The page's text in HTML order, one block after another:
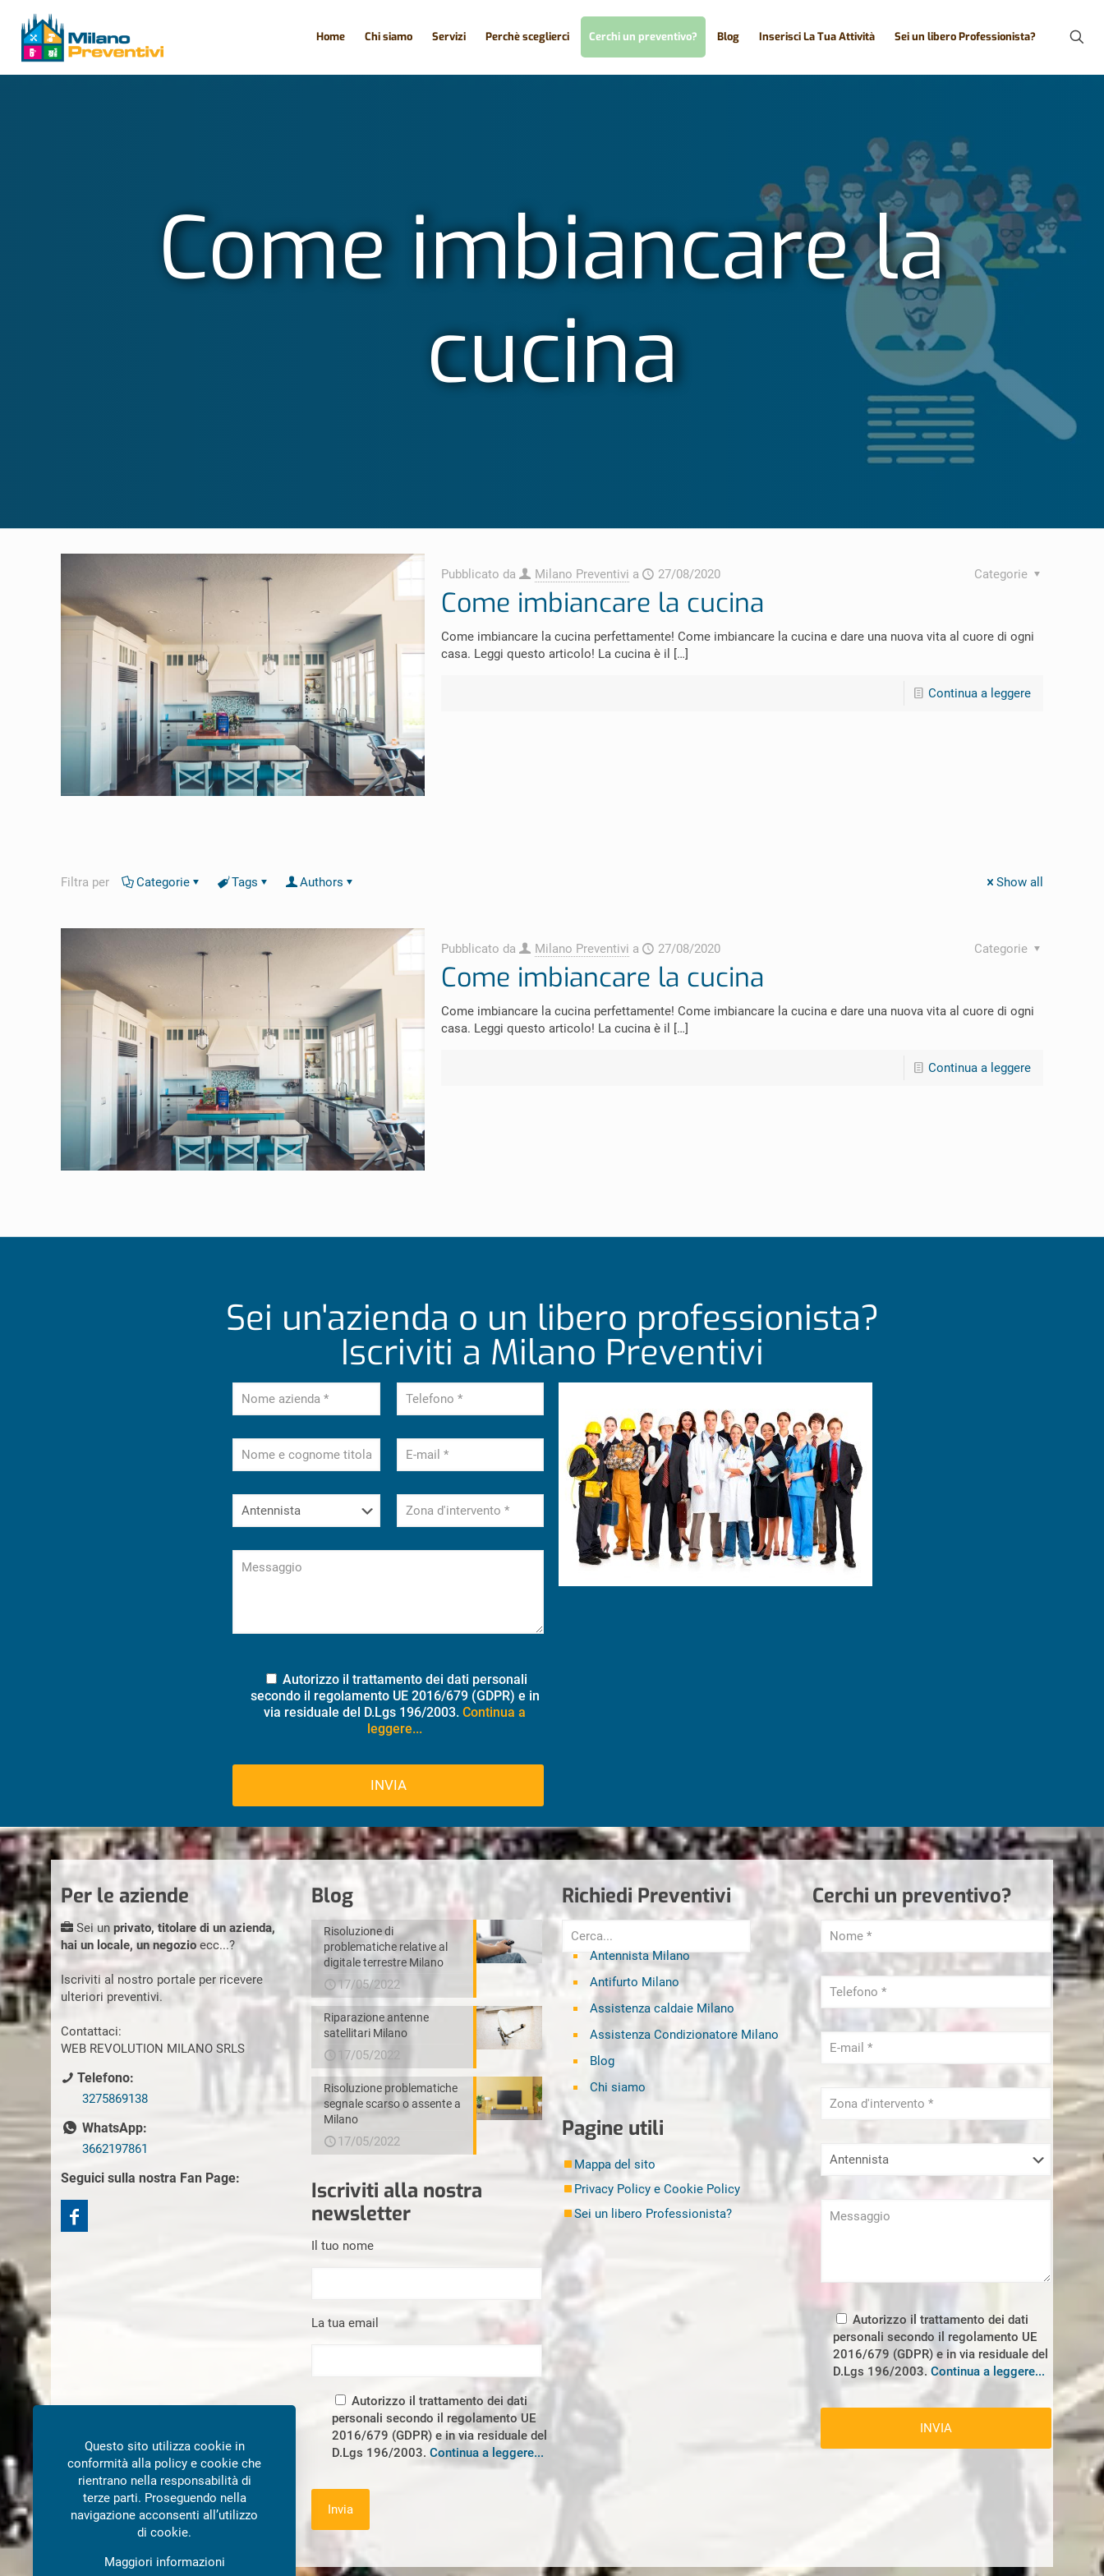
Home Chi siamo Servizi Perchè sceglierci Cerchi un preventivo? Blog Inserisci La Tua Attività Sei un libero Professionista?
Come imbiancare la
cucina
Pubblicato da Milano Preventivi a 27/08/2020 Categorie
Come imbiancare la cucina
Come imbiancare la cucina perfettamente! Come imbiancare la cucina e dare una nuova vita al cuore di ogni
casa. Leggi questo articolo! La cucina è il
[…]
Continua a leggere
Filtra per Categorie Tags Authors Show all
Pubblicato da Milano Preventivi a 27/08/2020 Categorie
Come imbiancare la cucina
Come imbiancare la cucina perfettamente! Come imbiancare la cucina e dare una nuova vita al cuore di ogni
casa. Leggi questo articolo! La cucina è il
[…]
Continua a leggere
Sei un'azienda o un libero professionista?
Iscriviti a Milano Preventivi
Autorizzo il trattamento dei dati personali
secondo il regolamento UE 2016/679 (GDPR) e in
via residuale del D.Lgs 196/2003.Continua a
leggere...
Per le aziende
Sei un privato, titolare di un azienda,
hai un locale, un negozio ecc...?
Iscriviti al nostro portale per ricevere
ulteriori preventivi.
Contattaci:
WEB REVOLUTION MILANO SRLS
Telefono:
3275869138
WhatsApp:
3662197861
Seguici sulla nostra Fan Page:
Blog
Risoluzione di
problematiche relative al
digitale terrestre Milano
17/05/2022
Riparazione antenne
satellitari Milano
17/05/2022
Risoluzione problematiche
segnale scarso o assente a
Milano
17/05/2022
Iscriviti alla nostra
newsletter
Il tuo nome
La tua email
Autorizzo il trattamento dei dati
personali secondo il regolamento UE
2016/679 (GDPR) e in via residuale del
D.Lgs 196/2003. Continua a leggere...
Richiedi Preventivi
Antennista Milano
Antifurto Milano
Assistenza caldaie Milano
Assistenza Condizionatore Milano
Blog
Chi siamo
Elettricista Milano
Fabbro Milano
Idraulico Milano
Imbianchino Milano
Imprese di pulizia Milano
Sei un libero Professionista?
Pagine utili
Mappa del sito
Privacy Policy e Cookie Policy
Sei un libero Professionista?
Cerchi un preventivo?
Autorizzo il trattamento dei dati
personali secondo il regolamento UE
2016/679 (GDPR) e in via residuale del
D.Lgs 196/2003. Continua a leggere...
Questo sito utilizza cookie in
conformità alla policy e cookie che
rientrano nella responsabilità di
terze parti. Proseguendo nella
navigazione acconsenti all’utilizzo
di cookie.
Maggiori informazioni